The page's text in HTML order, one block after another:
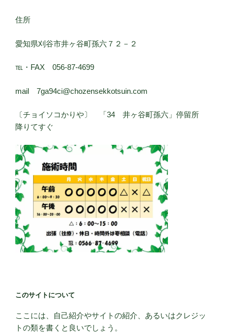
住所
愛知県刈谷市井ヶ谷町孫六７２－２
℡・FAX 056-87-4699
mail 7ga94ci@chozensekkotsuin.com
〔チョイソコかりや〕 「34 井ヶ谷町孫六」停留所
降りてすぐ
このサイトについて
ここには、自己紹介やサイトの紹介、あるいはクレジッ
トの類を書くと良いでしょう。